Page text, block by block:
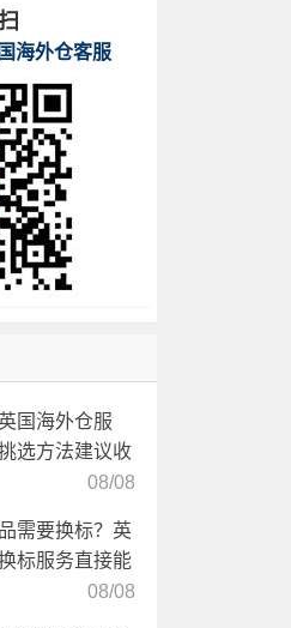
海外仓客服
国海外仓服
选方法建议收
08/08
需要换标？英
标服务直接能
08/08